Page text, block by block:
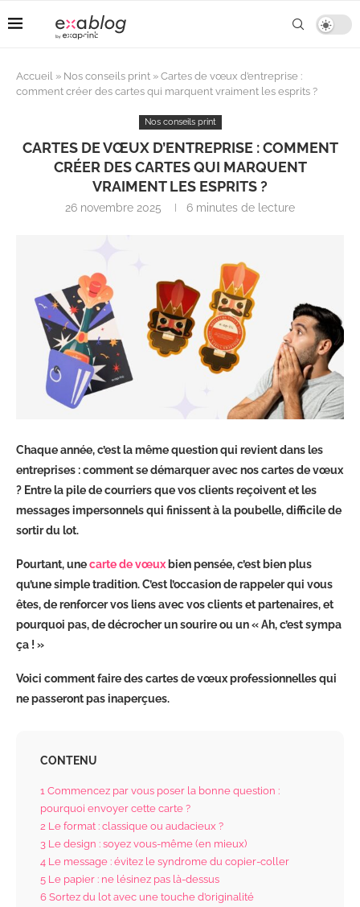
Accueil » Nos conseils print » Cartes de vœux d’entreprise :
comment créer des cartes qui marquent vraiment les esprits ?
Nos conseils print
CARTES DE VŒUX D’ENTREPRISE : COMMENT
CRÉER DES CARTES QUI MARQUENT
VRAIMENT LES ESPRITS ?
26 novembre 2025 6 minutes de lecture
Chaque année, c’est la même question qui revient dans les
entreprises : comment se démarquer avec nos cartes de vœux
? Entre la pile de courriers que vos clients reçoivent et les
messages impersonnels qui finissent à la poubelle, difficile de
sortir du lot.
Pourtant, unecarte de vœux bien pensée, c’est bien plus
qu’une simple tradition. C’est l’occasion de rappeler qui vous
êtes, de renforcer vos liens avec vos clients et partenaires, et
pourquoi pas, de décrocher un sourire ou un « Ah, c’est sympa
ça ! »
Voici comment faire des cartes de vœux professionnelles qui
ne passeront pas inaperçues.
CONTENU
1Commencez par vous poser la bonne question :
pourquoi envoyer cette carte ?
2 Le format : classique ou audacieux ?
3 Le design : soyez vous-même (en mieux)
4 Le message : évitez le syndrome du copier-coller
5 Le papier : ne lésinez pas là-dessus
6Sortez du lot avec une touche d’originalité